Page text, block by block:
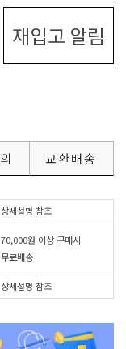
재입고 알림
교환배송
상세설명 참조
70,000원 이상 구매시
무료배송
상세설명 참조